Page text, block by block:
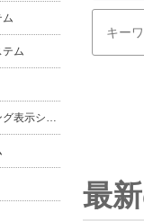
ム
楽天市場版モール内ランキング表示システム
最